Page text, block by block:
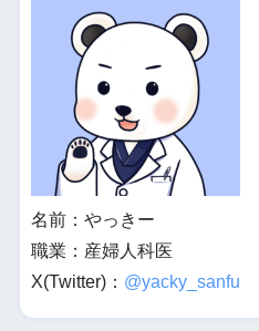
名前：やっきー
職業：産婦人科医
X(Twitter)： @yacky_sanfu